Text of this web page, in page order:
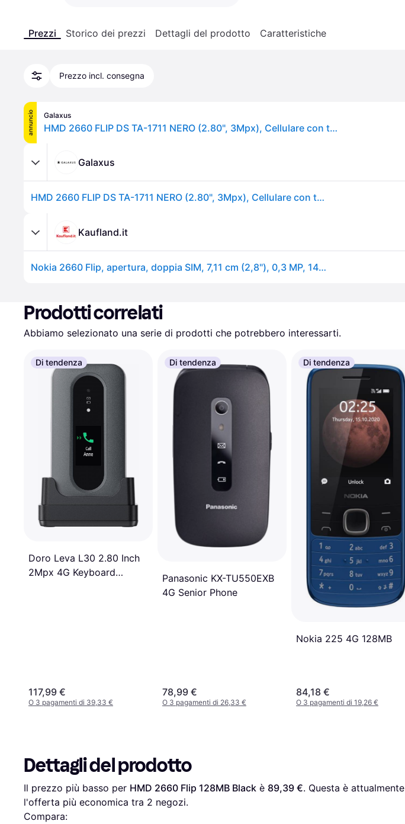
Prezzi Storico dei prezzi Dettagli del prodotto Caratteristiche
Prezzo incl. consegna
annuncio Galaxus
HMD 2660 FLIP DS TA-1711 NERO (2.80", 3Mpx), Cellulare con tasti, Nero
Galaxus
HMD 2660 FLIP DS TA-1711 NERO (2.80", 3Mpx), Cellulare con tasti, Nero
Kaufland.it
Nokia 2660 Flip, apertura, doppia SIM, 7,11 cm (2,8"), 0,3 MP, 1450 mAh, nero
Prodotti correlati
Abbiamo selezionato una serie di prodotti che potrebbero interessarti.
Di tendenza
Doro Leva L30 2.80 Inch
2Mpx 4G Keyboard
117,99 €
O 3 pagamenti di 39,33 €
Di tendenza
Panasonic KX-TU550EXB
4G Senior Phone
78,99 €
O 3 pagamenti di 26,33 €
Di tendenza
Nokia 225 4G 128MB
84,18 €
O 3 pagamenti di 19,26 €
Dettagli del prodotto
Il prezzo più basso per HMD 2660 Flip 128MB Black è 89,39 €. Questa è attualmente
l'offerta più economica tra 2 negozi.
Compara: